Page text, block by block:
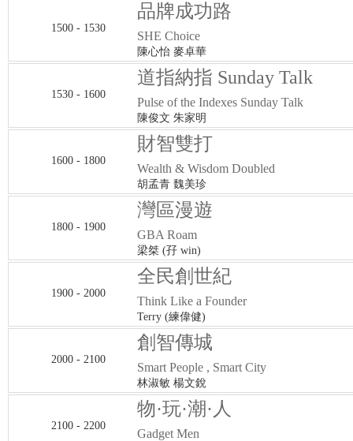
1500 - 1530
品牌成功路
SHE Choice
陳心怡 麥卓華
1530 - 1600
道指納指 Sunday Talk
Pulse of the Indexes Sunday Talk
陳俊文 朱家明
1600 - 1800
財智雙打
Wealth & Wisdom Doubled
胡孟青 魏美珍
1800 - 1900
灣區漫遊
GBA Roam
梁桀 (孖 win)
1900 - 2000
全民創世紀
Think Like a Founder
Terry (練偉健)
2000 - 2100
創智傳城
Smart People , Smart City
林淑敏 楊文銳
2100 - 2200
物·玩·潮·人
Gadget Men